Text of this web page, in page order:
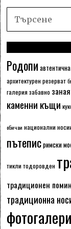
Родопи
архитектурен резерват
галерия забавно
каменни къщи
обичаи национални
пътеписримски
тикли тодоровден
традиционен
традиционна